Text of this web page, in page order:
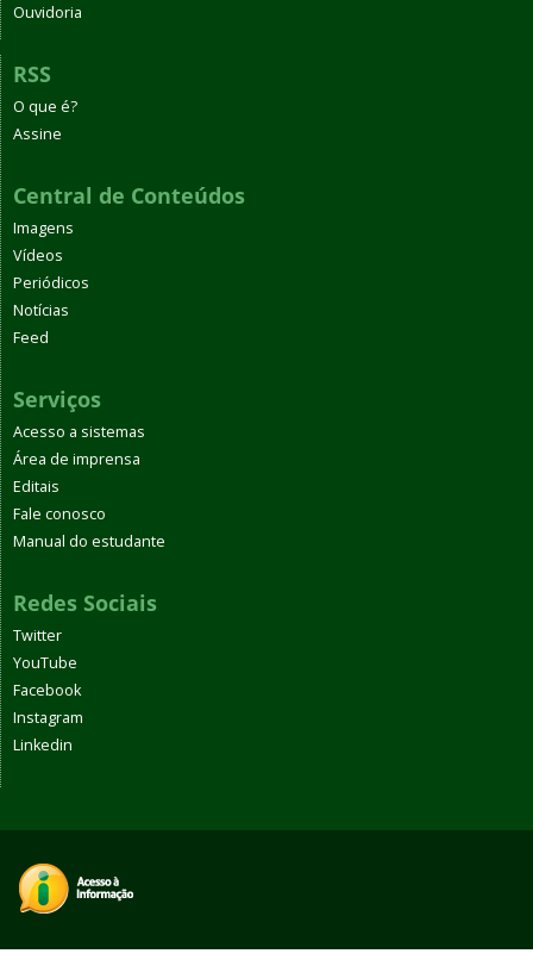
Ouvidoria
RSS
O que é?
Assine
Central de Conteúdos
Imagens
Vídeos
Periódicos
Notícias
Feed
Serviços
Acesso a sistemas
Área de imprensa
Editais
Fale conosco
Manual do estudante
Redes Sociais
Twitter
YouTube
Facebook
Instagram
Linkedin